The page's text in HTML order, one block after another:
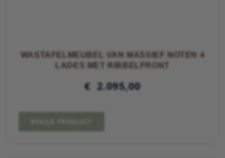
WASTAFELMEUBEL VAN MASSIEF NOTEN 4
LADES MET RIBBELFRONT
€ 2.095,00